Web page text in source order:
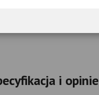
i opinie